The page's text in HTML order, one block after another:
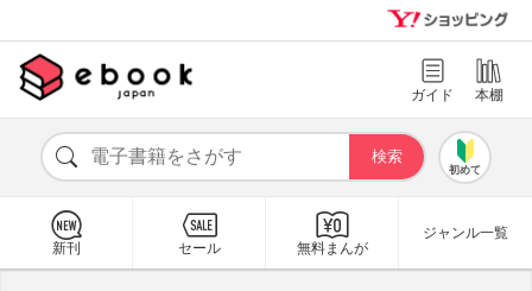
ガイド 本棚
初めて
新刊 セール 無料まんが
ジャンル一覧